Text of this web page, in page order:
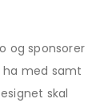
og sponsorer
ha med samt
skal